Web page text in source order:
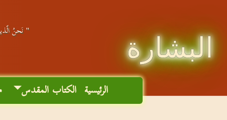
البشارة
" نَحنُ
الرئيسية الكتاب المقدس